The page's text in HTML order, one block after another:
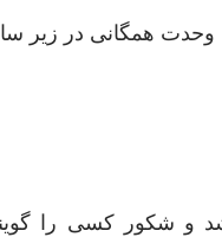
همگانى در زير
و شكور كسى را